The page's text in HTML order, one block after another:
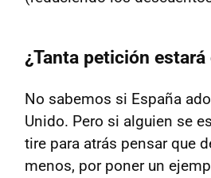
¿Tanta petición
No sabemos si España
Unido. Pero si alguien se
tire para atrás pensar que
menos, por poner un